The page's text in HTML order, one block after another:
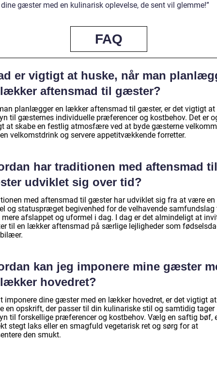
gæster med en kulinarisk oplevelse, de sent vil glemme!”
FAQ
er vigtigt at huske, når man
aftensmad til gæster?
planlægger en lækker aftensmad til gæster, er det vigtigt at
til gæsternes individuelle præferencer og kostbehov. Det er
at skabe en festlig atmosfære ved at byde gæsterne
velkomstdrink og servere appetitvækkende forretter.
har traditionen med aftensmad til
udviklet sig over tid?
med aftensmad til gæster har udviklet sig fra at være en
og statuspræget begivenhed for de velhavende samfundslag
afslappet og uformel i dag. I dag er det almindeligt at
til en lækker aftensmad på særlige lejligheder som
kan jeg imponere mine gæster
hovedret?
imponere dine gæster med en lækker hovedret, er det vigtigt at
en opskrift, der passer til din kulinariske stil og samtidig tager
til forskellige præferencer og kostbehov. Vælg en saftig bøf,
stegt laks eller en smagfuld vegetarisk ret og sørg for at
den smukt.